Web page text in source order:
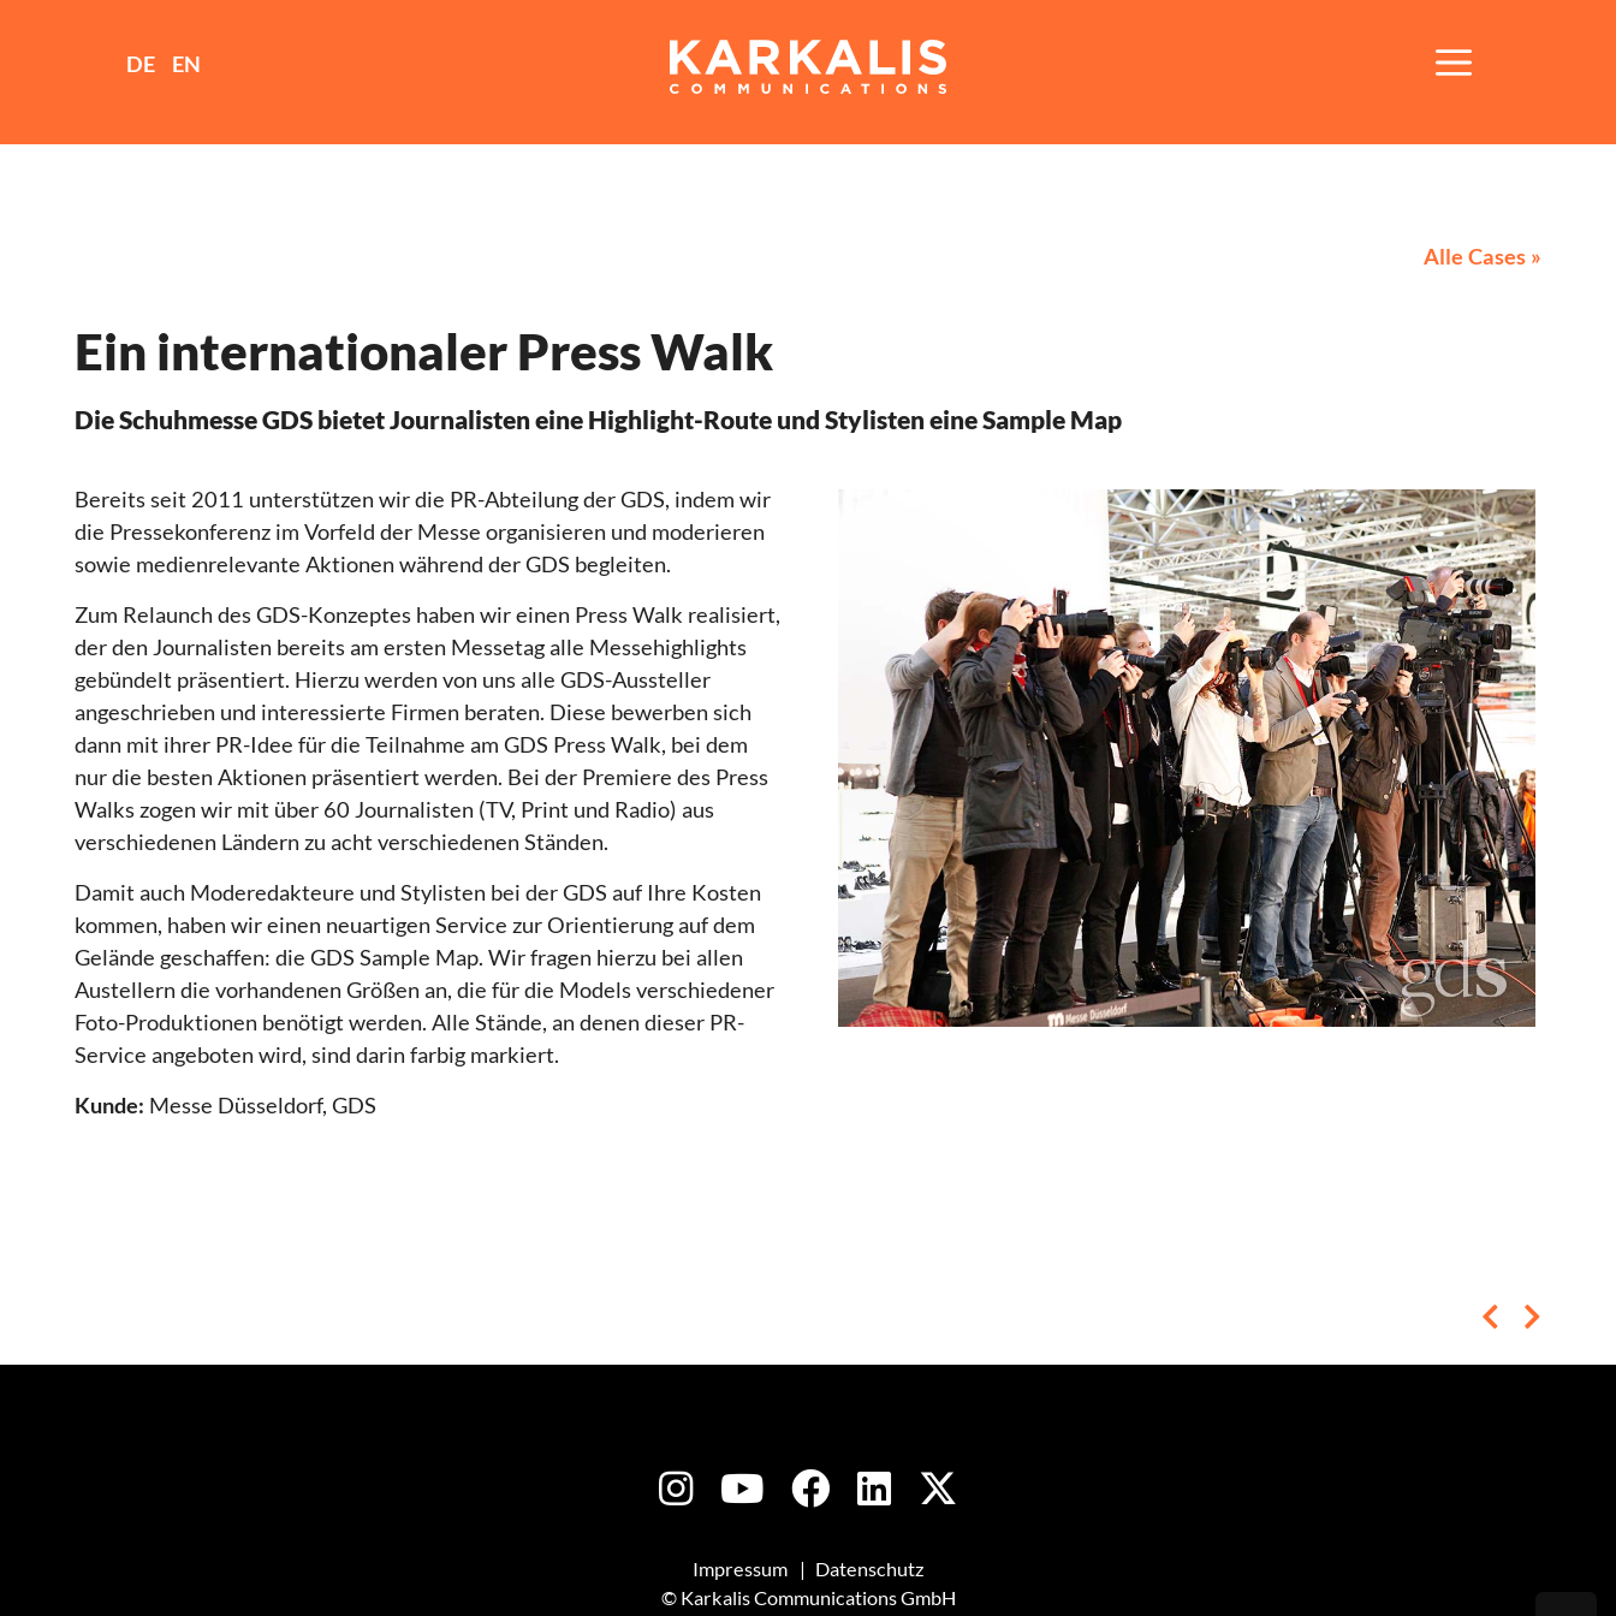
DE EN
Alle Cases »
Ein internationaler Press Walk
Die Schuhmesse GDS bietet Journalisten eine Highlight-Route und Stylisten eine Sample Map
Bereits seit 2011 unterstützen wir die PR-Abteilung der GDS, indem wir
die Pressekonferenz im Vorfeld der Messe organisieren und moderieren
sowie medienrelevante Aktionen während der GDS begleiten.
Zum Relaunch des GDS-Konzeptes haben wir einen Press Walk realisiert,
der den Journalisten bereits am ersten Messetag alle Messehighlights
gebündelt präsentiert. Hierzu werden von uns alle GDS-Aussteller
angeschrieben und interessierte Firmen beraten. Diese bewerben sich
dann mit ihrer PR-Idee für die Teilnahme am GDS Press Walk, bei dem
nur die besten Aktionen präsentiert werden. Bei der Premiere des Press
Walks zogen wir mit über 60 Journalisten (TV, Print und Radio) aus
verschiedenen Ländern zu acht verschiedenen Ständen.
Damit auch Moderedakteure und Stylisten bei der GDS auf Ihre Kosten
kommen, haben wir einen neuartigen Service zur Orientierung auf dem
Gelände geschaffen: die GDS Sample Map. Wir fragen hierzu bei allen
Austellern die vorhandenen Größen an, die für die Models verschiedener
Foto-Produktionen benötigt werden. Alle Stände, an denen dieser PR-
Service angeboten wird, sind darin farbig markiert.
Kunde: Messe Düsseldorf, GDS
Impressum
Datenschutz
© Karkalis Communications GmbH